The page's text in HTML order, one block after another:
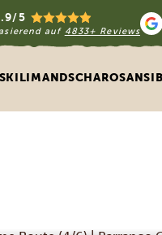
5
auf 4833+ Reviews
KILIMANDSCHARO